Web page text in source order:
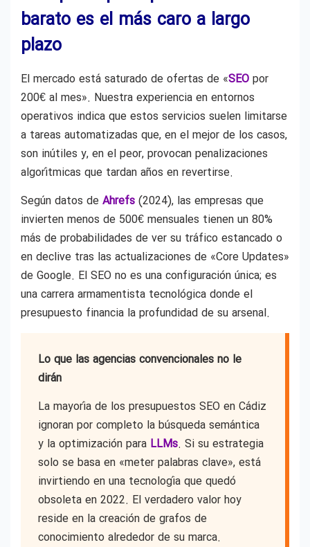
barato es el más caro a largo
plazo
El mercado está saturado de ofertas de «SEO por
200€ al mes». Nuestra experiencia en entornos
operativos indica que estos servicios suelen limitarse
a tareas automatizadas que, en el mejor de los casos,
son inútiles y, en el peor, provocan penalizaciones
algorítmicas que tardan años en revertirse.
Según datos de Ahrefs (2024), las empresas que
invierten menos de 500€ mensuales tienen un 80%
más de probabilidades de ver su tráfico estancado o
en declive tras las actualizaciones de «Core Updates»
de Google. El SEO no es una configuración única; es
una carrera armamentista tecnológica donde el
presupuesto financia la profundidad de su arsenal.
Lo que las agencias convencionales no le
dirán
La mayoría de los presupuestos SEO en Cádiz
ignoran por completo la búsqueda semántica
y la optimización para LLMs. Si su estrategia
solo se basa en «meter palabras clave», está
invirtiendo en una tecnología que quedó
obsoleta en 2022. El verdadero valor hoy
reside en la creación de grafos de
conocimiento alrededor de su marca.